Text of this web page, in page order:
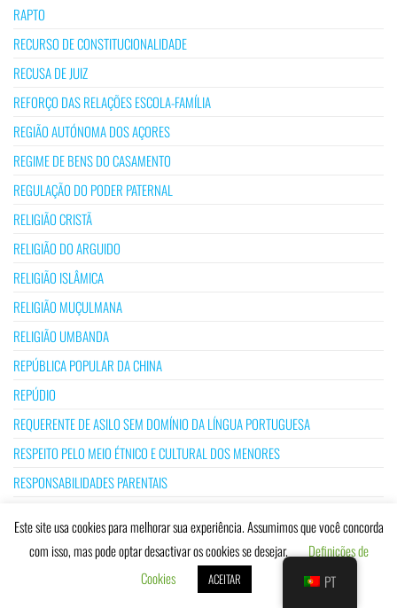
RAPTO
RECURSO DE CONSTITUCIONALIDADE
RECUSA DE JUIZ
REFORÇO DAS RELAÇÕES ESCOLA-FAMÍLIA
REGIÃO AUTÓNOMA DOS AÇORES
REGIME DE BENS DO CASAMENTO
REGULAÇÃO DO PODER PATERNAL
RELIGIÃO CRISTÃ
RELIGIÃO DO ARGUIDO
RELIGIÃO ISLÂMICA
RELIGIÃO MUÇULMANA
RELIGIÃO UMBANDA
REPÚBLICA POPULAR DA CHINA
REPÚDIO
REQUERENTE DE ASILO SEM DOMÍNIO DA LÍNGUA PORTUGUESA
RESPEITO PELO MEIO ÉTNICO E CULTURAL DOS MENORES
RESPONSABILIDADES PARENTAIS
REVISÃO CONSTITUCIONAL DE 1997
REVISÃO DE SENTENÇA ESTRANGEIRA
Este site usa cookies para melhorar sua experiência. Assumimos que você concorda
com isso, mas pode optar desactivar os cookies se desejar.
Definições de
Cookies
ACEITAR PT